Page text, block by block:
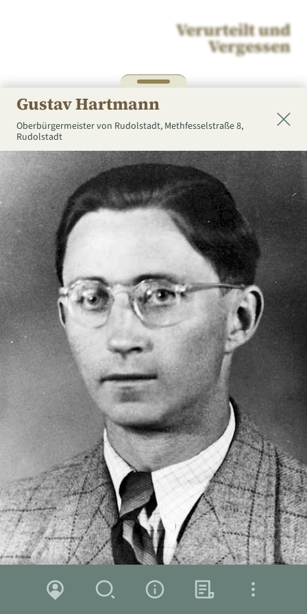
Zoom in
Zoom out
Verurteilt und
Vergessen
Karte Suche Über das ProjektHintergrund
Gustav Hartmann
Oberbürgermeister von Rudolstadt, Methfesselstraße 8,
Rudolstadt